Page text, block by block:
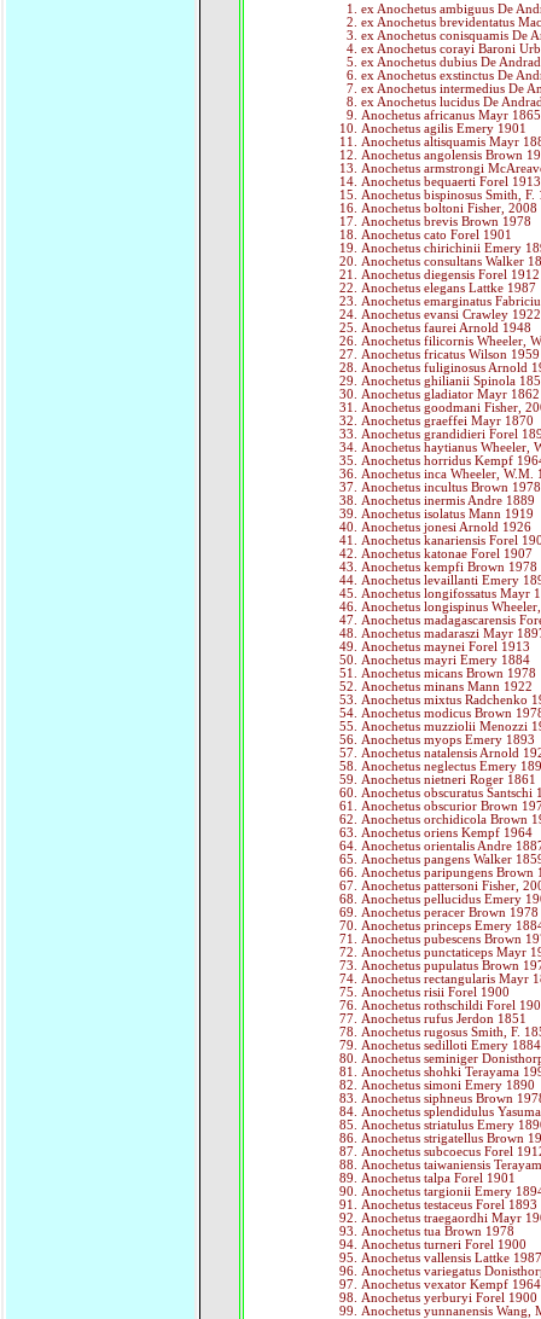
ex Anochetus ambiguus De
ex Anochetus brevidentatus
ex Anochetus conisquamis De
ex Anochetus corayi Baroni
ex Anochetus dubius De
ex Anochetus exstinctus De
ex Anochetus intermedius De
ex Anochetus lucidus De
Anochetus africanus Mayr 1865
Anochetus agilis Emery 1901
Anochetus altisquamis Mayr
Anochetus angolensis Brown
Anochetus armstrongi
Anochetus bequaerti Forel 1913
Anochetus bispinosus Smith, F.
Anochetus boltoni Fisher, 2008
Anochetus brevis Brown 1978
Anochetus cato Forel 1901
Anochetus chirichinii Emery
Anochetus consultans Walker
Anochetus diegensis Forel 1912
Anochetus elegans Lattke 1987
Anochetus emarginatus
Anochetus evansi Crawley 1922
Anochetus faurei Arnold 1948
Anochetus filicornis Wheeler,
Anochetus fricatus Wilson 1959
Anochetus fuliginosus Arnold
Anochetus ghilianii Spinola
Anochetus gladiator Mayr 1862
Anochetus goodmani Fisher,
Anochetus graeffei Mayr 1870
Anochetus grandidieri Forel
Anochetus haytianus Wheeler,
Anochetus horridus Kempf
Anochetus inca Wheeler, W.M.
Anochetus incultus Brown 1978
Anochetus inermis Andre 1889
Anochetus isolatus Mann 1919
Anochetus jonesi Arnold 1926
Anochetus kanariensis Forel
Anochetus katonae Forel 1907
Anochetus kempfi Brown 1978
Anochetus levaillanti Emery
Anochetus longifossatus Mayr
Anochetus longispinus
Anochetus madagascarensis
Anochetus madaraszi Mayr
Anochetus maynei Forel 1913
Anochetus mayri Emery 1884
Anochetus micans Brown 1978
Anochetus minans Mann 1922
Anochetus mixtus Radchenko
Anochetus modicus Brown
Anochetus muzziolii Menozzi
Anochetus myops Emery 1893
Anochetus natalensis Arnold
Anochetus neglectus Emery
Anochetus nietneri Roger 1861
Anochetus obscuratus Santschi
Anochetus obscurior Brown
Anochetus orchidicola Brown
Anochetus oriens Kempf 1964
Anochetus orientalis Andre
Anochetus pangens Walker
Anochetus paripungens Brown
Anochetus pattersoni Fisher,
Anochetus pellucidus Emery
Anochetus peracer Brown 1978
Anochetus princeps Emery
Anochetus pubescens Brown
Anochetus punctaticeps Mayr
Anochetus pupulatus Brown
Anochetus rectangularis Mayr
Anochetus risii Forel 1900
Anochetus rothschildi Forel
Anochetus rufus Jerdon 1851
Anochetus rugosus Smith, F.
Anochetus sedilloti Emery 1884
Anochetus seminiger
Anochetus shohki Terayama
Anochetus simoni Emery 1890
Anochetus siphneus Brown
Anochetus splendidulus
Anochetus striatulus Emery
Anochetus strigatellus Brown
Anochetus subcoecus Forel
Anochetus taiwaniensis
Anochetus talpa Forel 1901
Anochetus targionii Emery
Anochetus testaceus Forel 1893
Anochetus traegaordhi Mayr
Anochetus tua Brown 1978
Anochetus turneri Forel 1900
Anochetus vallensis Lattke
Anochetus variegatus
Anochetus vexator Kempf 1964
Anochetus yerburyi Forel 1900
Anochetus yunnanensis Wang,